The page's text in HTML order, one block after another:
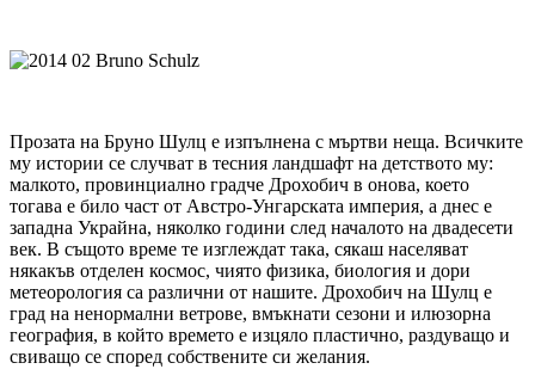
Прозата на Бруно Шулц е изпълнена с мъртви неща. Всичките
му истории се случват в тесния ландшафт на детството му:
малкото, провинциално градче Дрохобич в онова, което
тогава е било част от Австро-Унгарската империя, а днес е
западна Украйна, няколко години след началото на двадесети
век. В същото време те изглеждат така, сякаш населяват
някакъв отделен космос, чиято физика, биология и дори
метеорология са различни от нашите. Дрохобич на Шулц е
град на ненормални ветрове, вмъкнати сезони и илюзорна
география, в който времето е изцяло пластично, раздуващо и
свиващо се според собствените си желания.